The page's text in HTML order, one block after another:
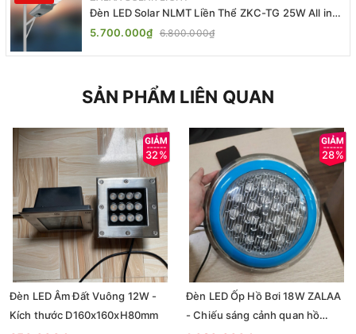
Đèn LED Solar NLMT Liền Thể ZKC-TG 25W All in
One | ZALAA Street Light
5.700.000₫ 6.800.000₫
SẢN PHẨM LIÊN QUAN
32%
Đèn LED Âm Đất Vuông 12W -
Kích thước D160x160xH80mm
28%
Đèn LED Ốp Hồ Bơi 18W ZALAA
- Chiếu sáng cảnh quan hồ